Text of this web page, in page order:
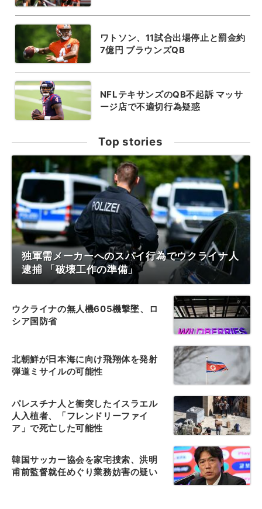
ワトソン、11試合出場停止と罰金約
7億円 ブラウンズQB
NFLテキサンズのQB不起訴 マッサ
ージ店で不適切行為疑惑
Top stories
独軍需メーカーへのスパイ行為でウクライナ人
逮捕 「破壊工作の準備」
ウクライナの無人機605機撃墜、ロ
シア国防省
北朝鮮が日本海に向け飛翔体を発射
弾道ミサイルの可能性
パレスチナ人と衝突したイスラエル
人入植者、「フレンドリーファイ
ア」で死亡した可能性
韓国サッカー協会を家宅捜索、洪明
甫前監督就任めぐり業務妨害の疑い